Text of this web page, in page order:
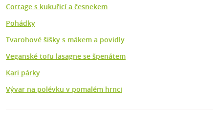
Cottage s kukuřicí a česnekem
Pohádky
Tvarohové šišky s mákem a povidly
Veganské tofu lasagne se špenátem
Kari párky
Vývar na polévku v pomalém hrnci